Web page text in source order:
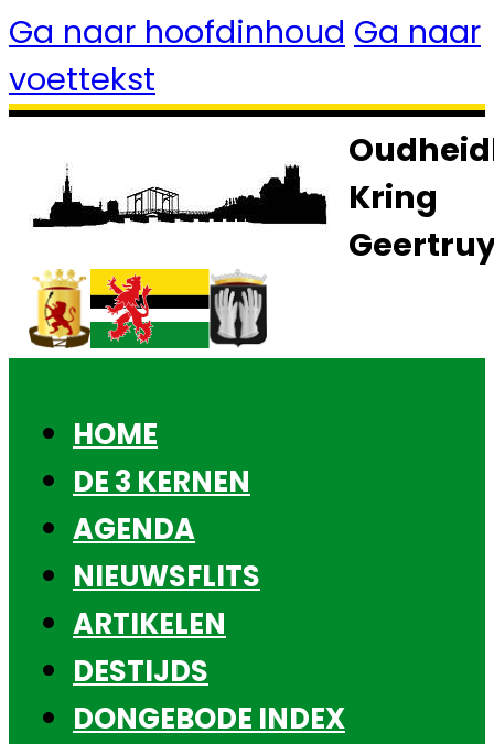
Ga naar hoofdinhoud Ga naar
voettekst
Kring
HOME
DE 3 KERNEN
AGENDA
NIEUWSFLITS
ARTIKELEN
DESTIJDS
DONGEBODE INDEX